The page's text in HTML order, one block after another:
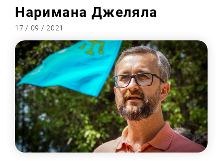
Наримана Джеляла
17 / 09 / 2021